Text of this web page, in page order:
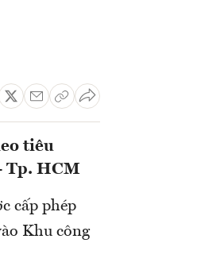
tiêu
Tp. HCM
cấp phép
Khu công